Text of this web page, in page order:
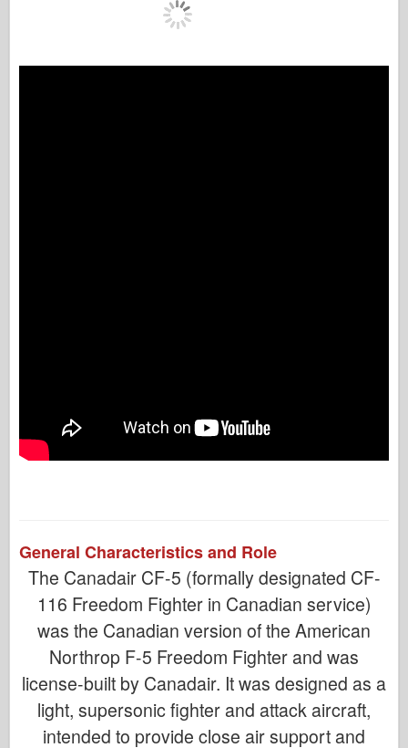
General Characteristics and Role
The Canadair CF-5 (formally designated CF-
116 Freedom Fighter in Canadian service)
was the Canadian version of the American
Northrop F-5 Freedom Fighter and was
license-built by Canadair. It was designed as a
light, supersonic fighter and attack aircraft,
intended to provide close air support and